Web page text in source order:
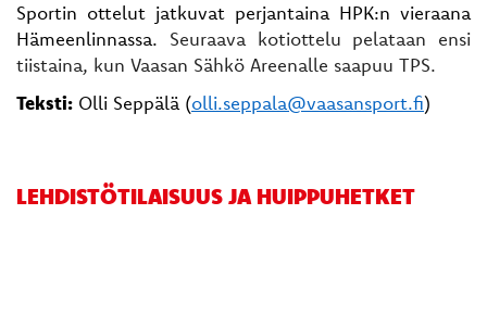
Sportin ottelut jatkuvat perjantaina HPK:n vieraana
Hämeenlinnassa. Seuraava kotiottelu pelataan ensi
tiistaina, kun Vaasan Sähkö Areenalle saapuu TPS.
Teksti: Olli Seppälä (olli.seppala@vaasansport.fi)
LEHDISTÖTILAISUUS JA HUIPPUHETKET